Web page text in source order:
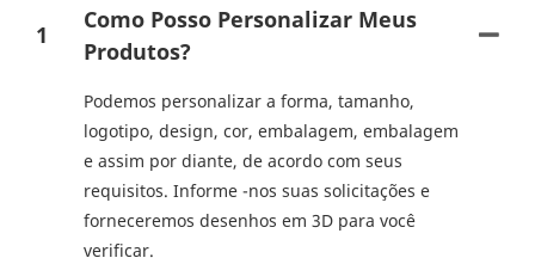
1
Como Posso Personalizar Meus
Produtos?
Podemos personalizar a forma, tamanho,
logotipo, design, cor, embalagem, embalagem
e assim por diante, de acordo com seus
requisitos. Informe -nos suas solicitações e
forneceremos desenhos em 3D para você
verificar.